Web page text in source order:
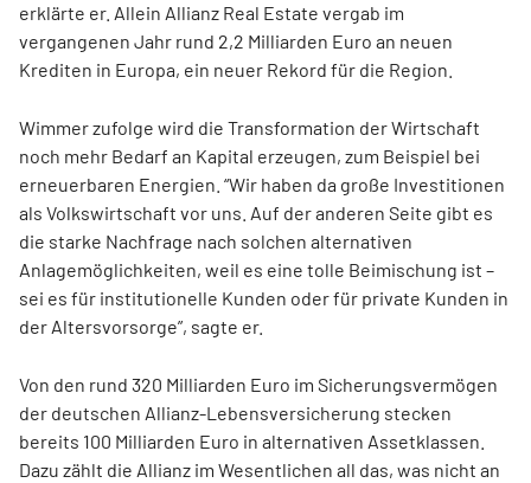
erklärte er. Allein Allianz Real Estate vergab im
vergangenen Jahr rund 2,2 Milliarden Euro an neuen
Krediten in Europa, ein neuer Rekord für die Region.
Wimmer zufolge wird die Transformation der Wirtschaft
noch mehr Bedarf an Kapital erzeugen, zum Beispiel bei
erneuerbaren Energien. “Wir haben da große Investitionen
als Volkswirtschaft vor uns. Auf der anderen Seite gibt es
die starke Nachfrage nach solchen alternativen
Anlagemöglichkeiten, weil es eine tolle Beimischung ist –
sei es für institutionelle Kunden oder für private Kunden in
der Altersvorsorge”, sagte er.
Von den rund 320 Milliarden Euro im Sicherungsvermögen
der deutschen Allianz-Lebensversicherung stecken
bereits 100 Milliarden Euro in alternativen Assetklassen.
Dazu zählt die Allianz im Wesentlichen all das, was nicht an